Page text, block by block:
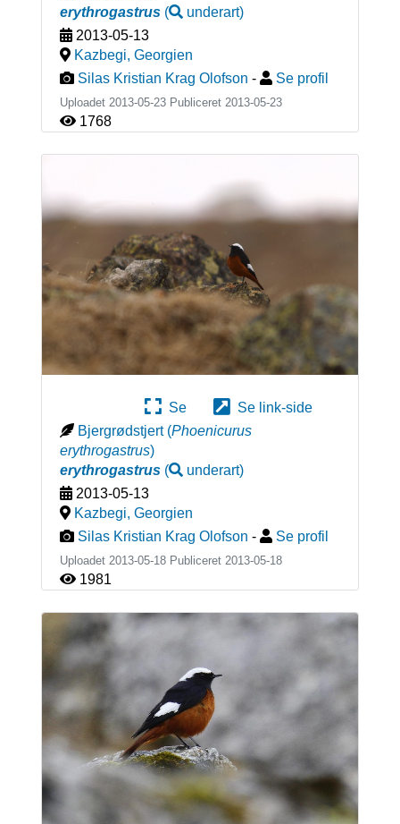
erythrogastrus( underart)
2013-05-13
Kazbegi, Georgien
Silas Kristian Krag Olofson - Se profil
Uploadet 2013-05-23 Publiceret 2013-05-23
1768
Se
Se link-side
Bjergrødstjert (Phoenicurus
erythrogastrus)
erythrogastrus( underart)
2013-05-13
Kazbegi, Georgien
Silas Kristian Krag Olofson - Se profil
Uploadet 2013-05-18 Publiceret 2013-05-18
1981